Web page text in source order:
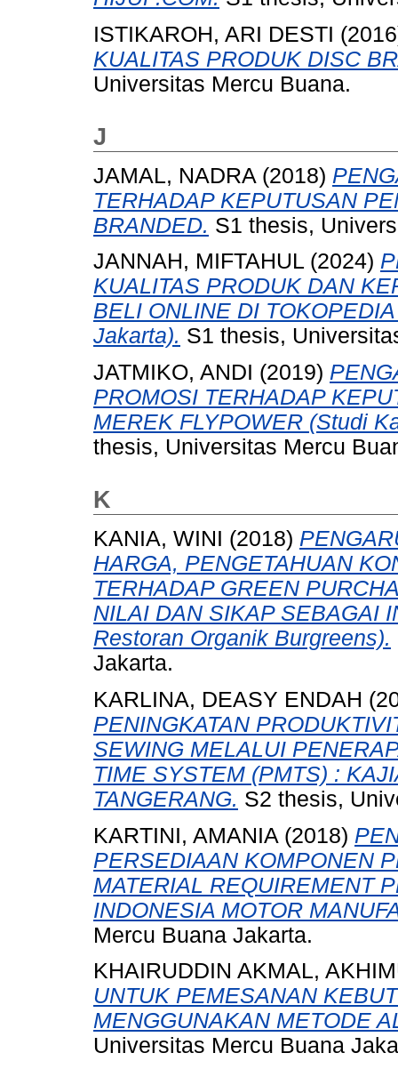
ISTIKAROH, ARI DESTI
KUALITAS PRODUK DISC
Universitas Mercu Buana.
J
JAMAL, NADRA (2018)
TERHADAP KEPUTUSAN
BRANDED. S1 thesis,
JANNAH, MIFTAHUL (2024)
KUALITAS PRODUK DAN
BELI ONLINE DI
Jakarta). S1 thesis,
JATMIKO, ANDI (2019)
PROMOSI TERHADAP
MEREK FLYPOWER (Studi
thesis, Universitas Mercu
K
KANIA, WINI (2018)
HARGA, PENGETAHUAN
TERHADAP GREEN
NILAI DAN SIKAP SEBAGAI
Restoran Organik Burgreens).
Jakarta.
KARLINA, DEASY ENDAH
PENINGKATAN
SEWING MELALUI
TIME SYSTEM (PMTS) :
TANGERANG. S2 thesis,
KARTINI, AMANIA (2018)
PERSEDIAAN KOMPONEN
MATERIAL REQUIREMENT
INDONESIA MOTOR
Mercu Buana Jakarta.
KHAIRUDDIN AKMAL,
UNTUK PEMESANAN
MENGGUNAKAN METODE
Universitas Mercu Buana